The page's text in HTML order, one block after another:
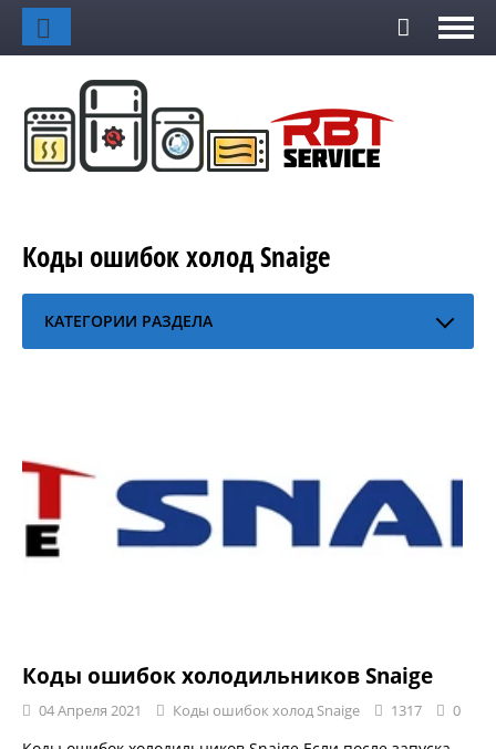
Коды ошибок холод Snaige
КАТЕГОРИИ РАЗДЕЛА
Коды ошибок холодильников Snaige
04 Апреля 2021 Коды ошибок холод Snaige 1317 0